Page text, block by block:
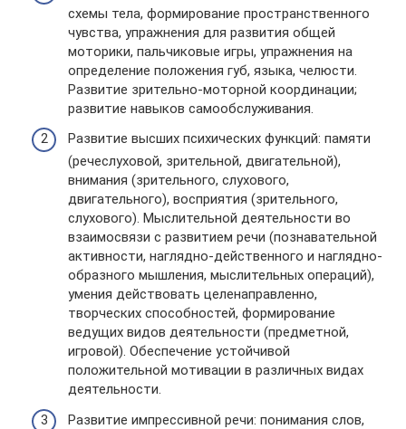
схемы тела, формирование пространственного
чувства, упражнения для развития общей
моторики, пальчиковые игры, упражнения на
определение положения губ, языка, челюсти.
Развитие зрительно-моторной координации;
развитие навыков самообслуживания.
Развитие высших психических функций: памяти
(речеслуховой, зрительной, двигательной),
внимания (зрительного, слухового,
двигательного), восприятия (зрительного,
слухового). Мыслительной деятельности во
взаимосвязи с развитием речи (познавательной
активности, наглядно-действенного и наглядно-
образного мышления, мыслительных операций),
умения действовать целенаправленно,
творческих способностей, формирование
ведущих видов деятельности (предметной,
игровой). Обеспечение устойчивой
положительной мотивации в различных видах
деятельности.
Развитие импрессивной речи: понимания слов,